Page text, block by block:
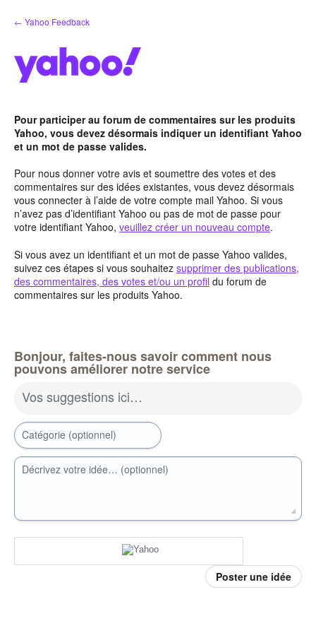
Aller
au
← Yahoo Feedback
Pour participer au forum de commentaires sur les produits
Yahoo, vous devez désormais indiquer un identifiant Yahoo
et un mot de passe valides.
Pour nous donner votre avis et soumettre des votes et des
commentaires sur des idées existantes, vous devez désormais
vous connecter à l’aide de votre compte mail Yahoo. Si vous
n’avez pas d’identifiant Yahoo ou pas de mot de passe pour
votre identifiant Yahoo, veuillez créer un nouveau compte.
Si vous avez un identifiant et un mot de passe Yahoo valides,
suivez ces étapes si vous souhaitez supprimer des publications,
des commentaires, des votes et/ou un profil du forum de
commentaires sur les produits Yahoo.
Bonjour, faites-nous savoir comment nous
pouvons améliorer notre service
Vos suggestions ici…
Catégorie (optionnel)
Décrivez votre idée… (optionnel)
Poster une idée